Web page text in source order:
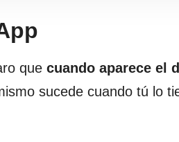
que cuando aparece el
sucede cuando tú lo